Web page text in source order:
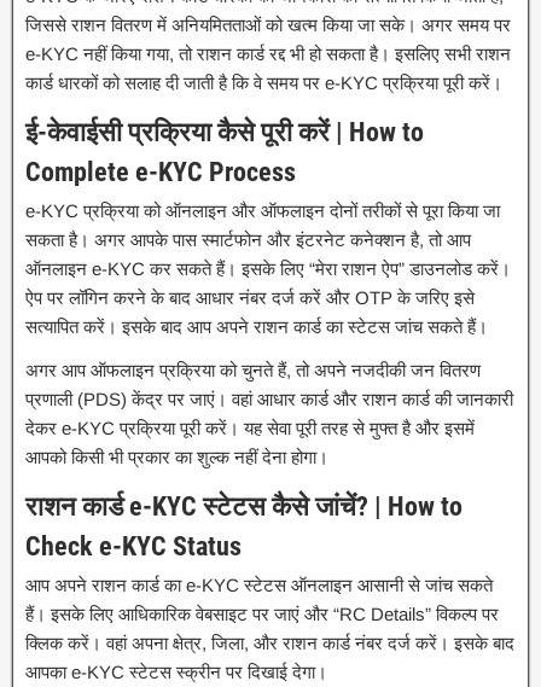
जिससे राशन वितरण में अनियमितताओं को खत्म किया जा सके। अगर समय पर
e-KYC नहीं किया गया, तो राशन कार्ड रद्द भी हो सकता है। इसलिए सभी राशन
कार्ड धारकों को सलाह दी जाती है कि वे समय पर e-KYC प्रक्रिया पूरी करें।
ई-केवाईसी प्रक्रिया कैसे पूरी करें | How to
Complete e-KYC Process
e-KYC प्रक्रिया को ऑनलाइन और ऑफलाइन दोनों तरीकों से पूरा किया जा
सकता है। अगर आपके पास स्मार्टफोन और इंटरनेट कनेक्शन है, तो आप
ऑनलाइन e-KYC कर सकते हैं। इसके लिए “मेरा राशन ऐप” डाउनलोड करें।
ऐप पर लॉगिन करने के बाद आधार नंबर दर्ज करें और OTP के जरिए इसे
सत्यापित करें। इसके बाद आप अपने राशन कार्ड का स्टेटस जांच सकते हैं।
अगर आप ऑफलाइन प्रक्रिया को चुनते हैं, तो अपने नजदीकी जन वितरण
प्रणाली (PDS) केंद्र पर जाएं। वहां आधार कार्ड और राशन कार्ड की जानकारी
देकर e-KYC प्रक्रिया पूरी करें। यह सेवा पूरी तरह से मुफ्त है और इसमें
आपको किसी भी प्रकार का शुल्क नहीं देना होगा।
राशन कार्ड e-KYC स्टेटस कैसे जांचें? | How to
Check e-KYC Status
आप अपने राशन कार्ड का e-KYC स्टेटस ऑनलाइन आसानी से जांच सकते
हैं। इसके लिए आधिकारिक वेबसाइट पर जाएं और “RC Details” विकल्प पर
क्लिक करें। वहां अपना क्षेत्र, जिला, और राशन कार्ड नंबर दर्ज करें। इसके बाद
आपका e-KYC स्टेटस स्क्रीन पर दिखाई देगा।